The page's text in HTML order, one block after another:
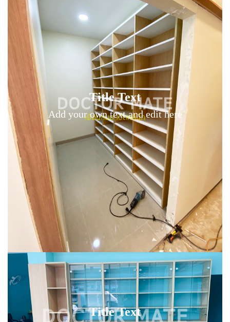
Title Text
Add your own text and edit here
Title Text on hover
Add your own text hover and edit here
Title Text
Title Text on hover